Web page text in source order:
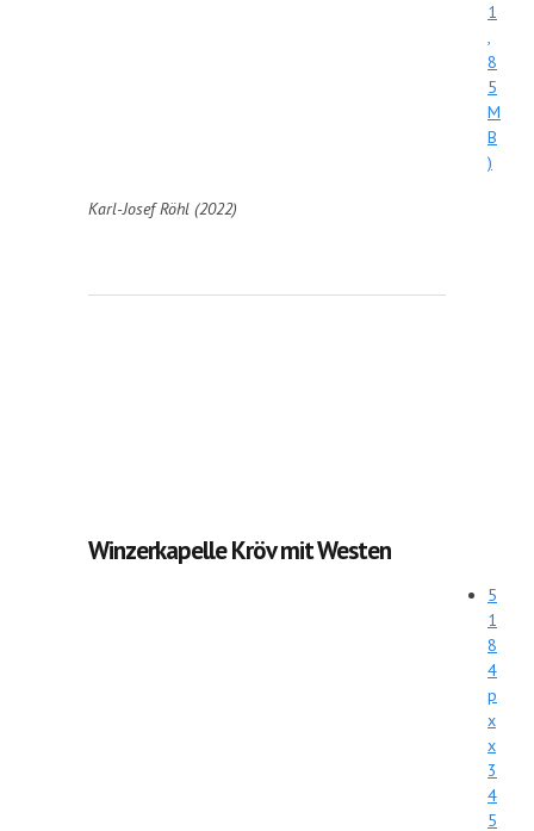
1
,
8
5
M
B
)
Karl-Josef Röhl (2022)
Winzerkapelle Kröv mit Westen
5
1
8
4
p
x
x
3
4
5